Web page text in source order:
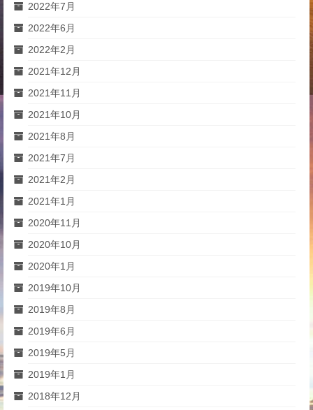
2022年7月
2022年6月
2022年2月
2021年12月
2021年11月
2021年10月
2021年8月
2021年7月
2021年2月
2021年1月
2020年11月
2020年10月
2020年1月
2019年10月
2019年8月
2019年6月
2019年5月
2019年1月
2018年12月